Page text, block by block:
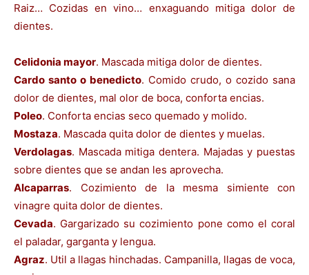
Raiz… Cozidas en vino… enxaguando mitiga dolor de
dientes.
Celidonia mayor. Mascada mitiga dolor de dientes.
Cardo santo o benedicto. Comido crudo, o cozido sana
dolor de dientes, mal olor de boca, conforta encias.
Poleo. Conforta encias seco quemado y molido.
Mostaza. Mascada quita dolor de dientes y muelas.
Verdolagas. Mascada mitiga dentera. Majadas y puestas
sobre dientes que se andan les aprovecha.
Alcaparras. Cozimiento de la mesma simiente con
vinagre quita dolor de dientes.
Cevada. Gargarizado su cozimiento pone como el coral
el paladar, garganta y lengua.
Agraz. Util a llagas hinchadas. Campanilla, llagas de voca,